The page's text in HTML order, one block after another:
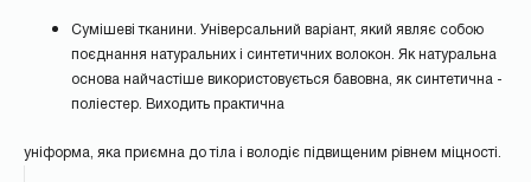
Сумішеві тканини. Універсальний варіант, який являє собою
поєднання натуральних і синтетичних волокон. Як натуральна
основа найчастіше використовується бавовна, як синтетична -
поліестер. Виходить практична
уніформа, яка приємна до тіла і володіє підвищеним рівнем міцності.